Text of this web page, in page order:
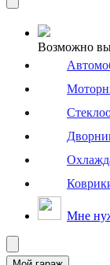
Возможно
Мне